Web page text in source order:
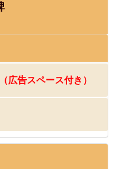
（広告スペース付き）